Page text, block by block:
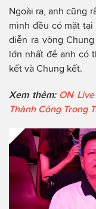
Ngoài ra, anh cũng
mình đều có mặt
diễn ra vòng
lớn nhất để anh có
kết và Chung kết.
Xem thêm: ON
Thành Công Trong